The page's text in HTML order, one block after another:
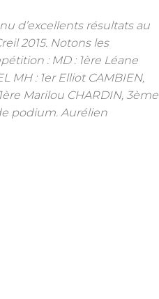
d’excellents résultats au
2015. Notons les
: MD : 1ère Léane
MH : 1er Elliot CAMBIEN,
Marilou CHARDIN, 3ème
podium. Aurélien